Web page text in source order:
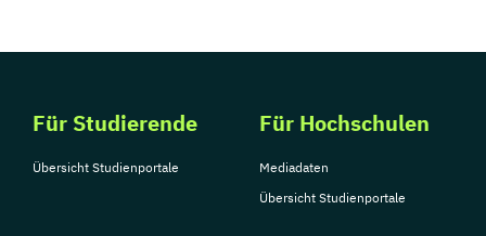
Für Studierende
Übersicht Studienportale
Für Hochschulen
Mediadaten
Übersicht Studienportale